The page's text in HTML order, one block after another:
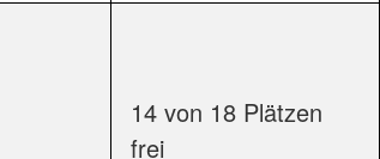
14 von 18 Plätzen
frei